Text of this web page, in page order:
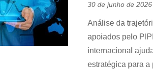
30 de junho de 2026
Análise da
apoiados pelo
internacional
estratégica para